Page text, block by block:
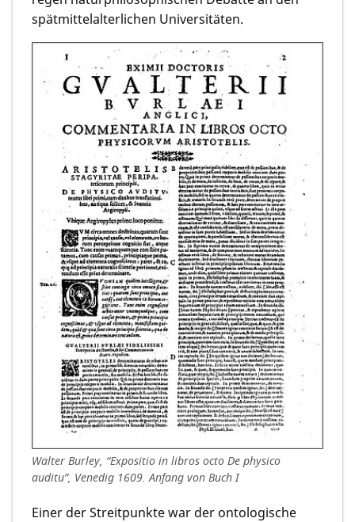
spätmittelalterlichen Universitäten.
Walter Burley, “Expositio in libros octo De physico
auditu”, Venedig 1609. Anfang von Buch I
Einer der Streitpunkte war der ontologische